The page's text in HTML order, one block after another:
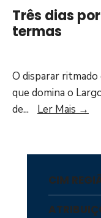
Três dias
termas
O disparar
que domina o
de... Ler Mais →
CIM